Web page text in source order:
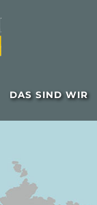
DAS SIND WIR